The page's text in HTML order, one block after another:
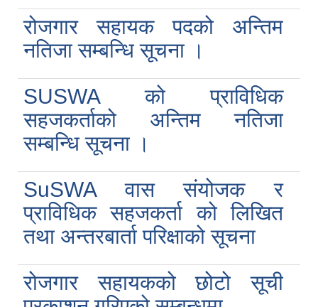
रोजगार सहायक पदको अन्तिम
नतिजा सम्बन्धि सूचना ।
SUSWA को प्राविधिक
सहजकर्ताको अन्तिम नतिजा
सम्बन्धि सूचना ।
SuSWA वास संयोजक र
प्राविधिक सहजकर्ता को लिखित
तथा अन्तरबार्ता परिक्षाको सूचना
रोजगार सहायकको छोटो सूची